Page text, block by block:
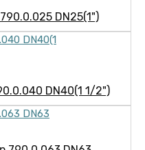
DN25(1")
DN40(1 1/2")